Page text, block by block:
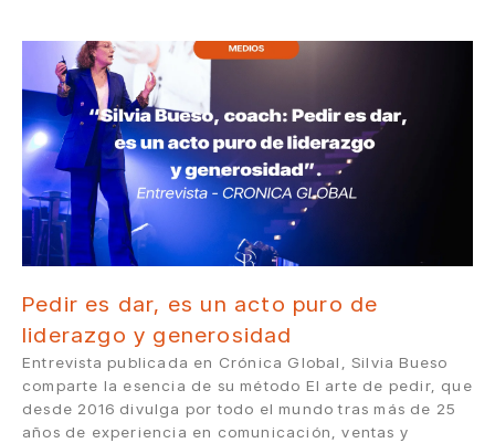
Pedir es dar, es un acto puro de
liderazgo y generosidad
Entrevista publicada en Crónica Global, Silvia Bueso
comparte la esencia de su método El arte de pedir, que
desde 2016 divulga por todo el mundo tras más de 25
años de experiencia en comunicación, ventas y